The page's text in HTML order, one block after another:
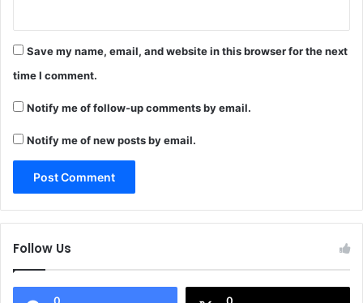
Save my name, email, and website in this browser for the next
time I comment.
Notify me of follow-up comments by email.
Notify me of new posts by email.
Follow Us
0 0